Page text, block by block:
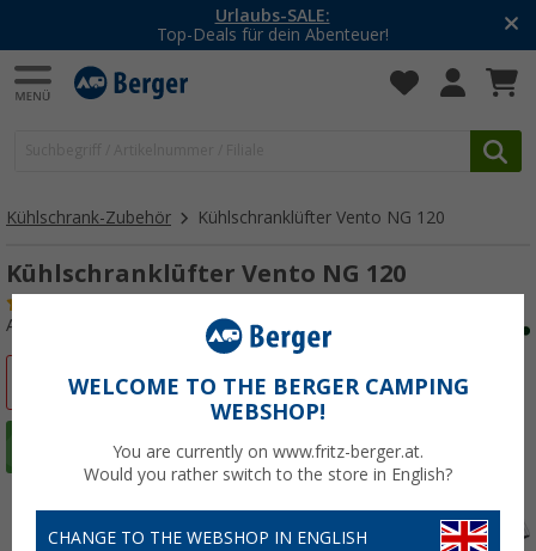
-20% auf Kleidung und Schuhe
Mit dem Aktionscode20SSV
Kühlschrank-Zubehör Kühlschranklüfter Vento NG 120
Kühlschranklüfter Vento NG 120
Art.-Nr.: 272140
WELCOME TO THE BERGER CAMPING
WEBSHOP!
You are currently on www.fritz-berger.at.
Would you rather switch to the store in English?
CHANGE TO THE WEBSHOP IN ENGLISH